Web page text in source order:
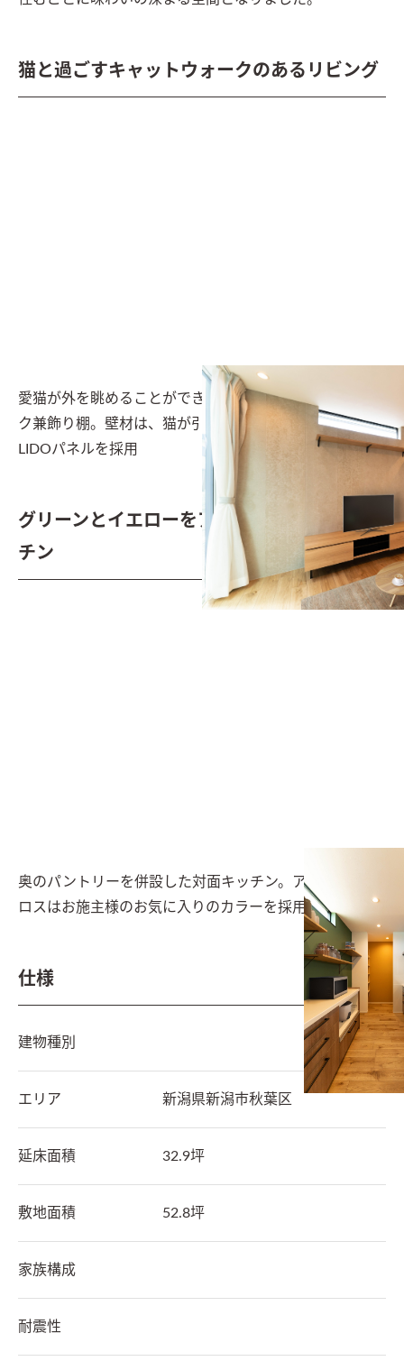
猫と過ごすキャットウォークのあるリビング
愛猫が外を眺めることができるFIX窓と、キャットウォー
ク兼飾り棚。壁材は、猫が引っ搔いても目立ちにくいSO
LIDOパネルを採用
グリーンとイエローをアクセントとしたキッ
チン
奥のパントリーを併設した対面キッチン。アクセントク
ロスはお施主様のお気に入りのカラーを採用
仕様
建物種別
エリア 新潟県新潟市秋葉区
延床面積 32.9坪
敷地面積 52.8坪
家族構成
耐震性